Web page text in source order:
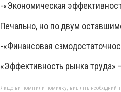
-«Экономическая
Печально, но по двум
-«Финансовая
«Эффективность рынка труда»
Якщо ви помітили помилку, виділіть необхідний